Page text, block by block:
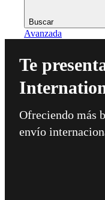
Buscar
Avanzada
Te
Ofreciendo más
envío